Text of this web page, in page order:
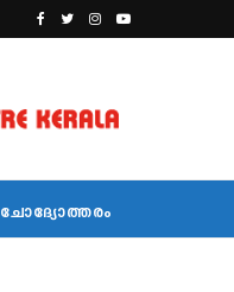
ചോദ്യോത്തരം